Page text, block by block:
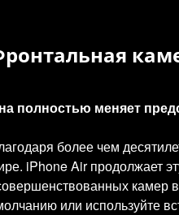
полностью меняет
более чем
iPhone Air продолжает
камер
или используйте